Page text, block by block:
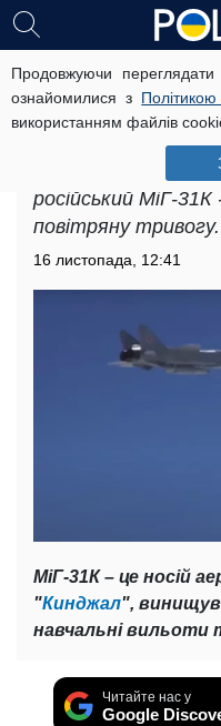
Продовжуючи
ознайомилися з Політикою
використанням файлів
Гіперзвукові
несе МіГ-31К: у
небезпека атак
Українцям відомо,
російський МіГ-
повітряну тривогу.
16 листопада, 12:41
МіГ-31К – це носій
"Кинджал",
навчальні вильоти
Читайте нас у
Google